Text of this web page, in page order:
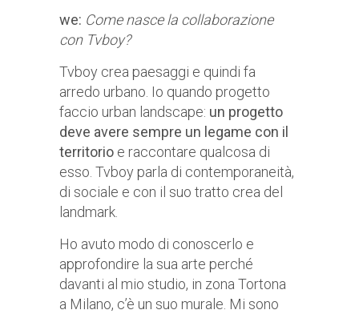
we: Come nasce la collaborazione
con Tvboy?
Tvboy crea paesaggi e quindi fa
arredo urbano. Io quando progetto
faccio urban landscape: un progetto
deve avere sempre un legame con il
territorio e raccontare qualcosa di
esso. Tvboy parla di contemporaneità,
di sociale e con il suo tratto crea del
landmark.
Ho avuto modo di conoscerlo e
approfondire la sua arte perché
davanti al mio studio, in zona Tortona
a Milano, c’è un suo murale. Mi sono